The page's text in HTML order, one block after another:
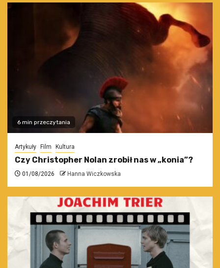
6 min przeczytania
Artykuły Film Kultura
Czy Christopher Nolan zrobił nas w „konia”?
01/08/2026 Hanna Wiczkowska